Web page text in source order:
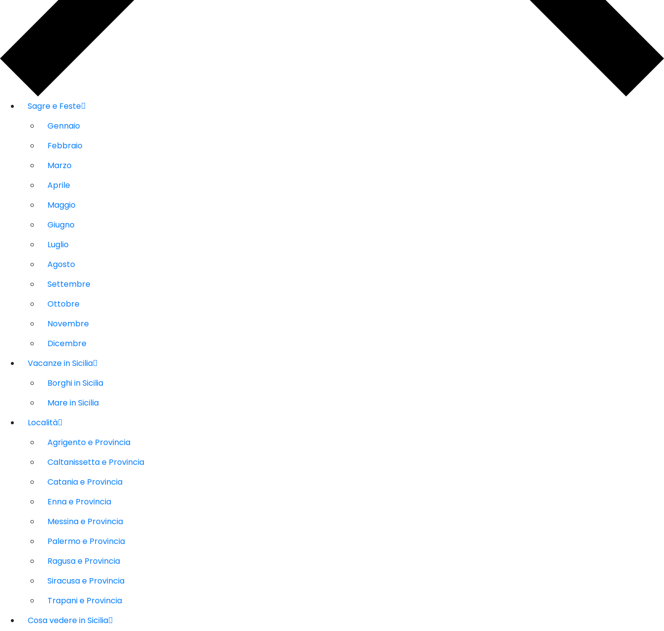
Sagre e Feste
Gennaio
Febbraio
Marzo
Aprile
Maggio
Giugno
Luglio
Agosto
Settembre
Ottobre
Novembre
Dicembre
Vacanze in Sicilia
Borghi in Sicilia
Mare in Sicilia
Località
Agrigento e Provincia
Caltanissetta e Provincia
Catania e Provincia
Enna e Provincia
Messina e Provincia
Palermo e Provincia
Ragusa e Provincia
Siracusa e Provincia
Trapani e Provincia
Cosa vedere in Sicilia